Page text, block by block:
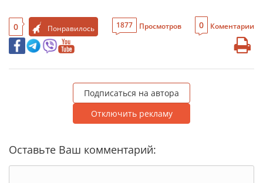
0 Понравилось 1877 Просмотров 0 Коментарии
Подписаться на автора
Отключить рекламу
Оставьте Ваш комментарий: